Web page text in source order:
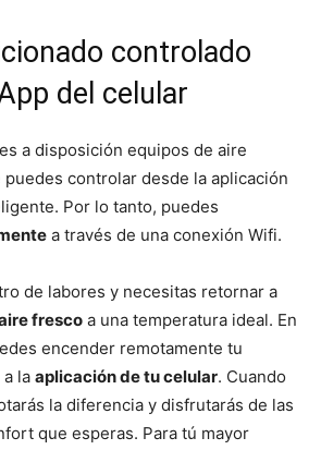
controlado
del celular
a disposición equipos de aire
controlar desde la aplicación
Por lo tanto, puedes
a través de una conexión Wifi.
de labores y necesitas retornar a
fresco a una temperatura ideal. En
encender remotamente tu
la aplicación de tu celular. Cuando
la diferencia y disfrutarás de las
que esperas. Para tú mayor